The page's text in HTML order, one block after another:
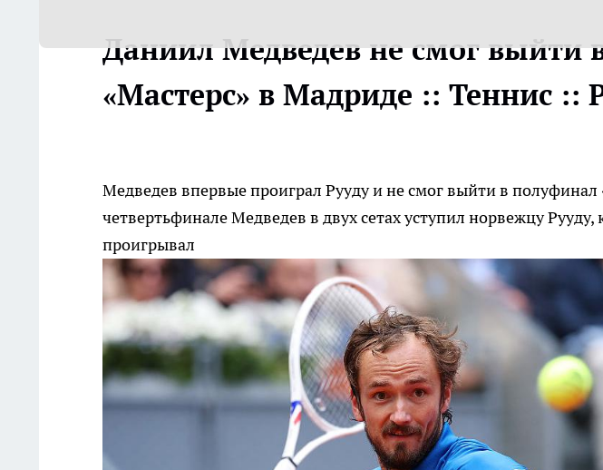
Даниил Медведев не смог выйти
«Мастерс» в Мадриде :: Теннис ::
Медведев впервые проиграл Рууду и не смог выйти в
четвертьфинале Медведев в двух сетах уступил норвежцу Рууду,
проигрывал